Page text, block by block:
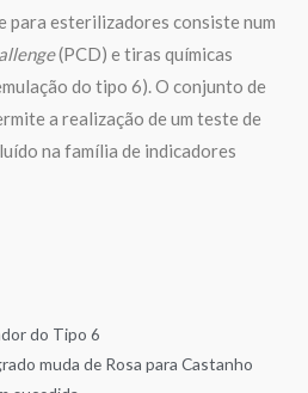
para esterilizadores consiste num
(PCD) e tiras químicas
do tipo 6). O conjunto de
a realização de um teste de
na família de indicadores
do Tipo 6
muda de Rosa para Castanho